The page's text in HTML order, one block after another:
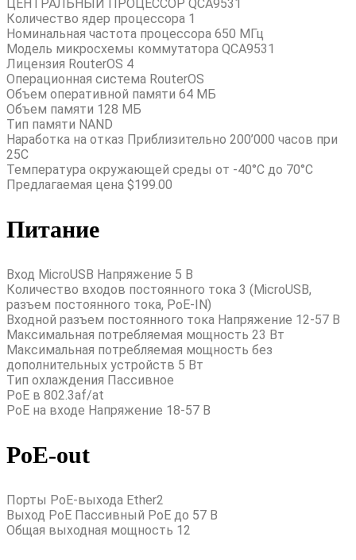
ЦЕНТРАЛЬНЫЙ ПРОЦЕССОР QCA9531
Количество ядер процессора 1
Номинальная частота процессора 650 МГц
Модель микросхемы коммутатора QCA9531
Лицензия RouterOS 4
Операционная система RouterOS
Объем оперативной памяти 64 МБ
Объем памяти 128 МБ
Тип памяти NAND
Наработка на отказ Приблизительно 200’000 часов при
25C
Температура окружающей среды от -40°C до 70°C
Предлагаемая цена $199.00
Питание
Вход MicroUSB Напряжение 5 В
Количество входов постоянного тока 3 (MicroUSB,
разъем постоянного тока, PoE-IN)
Входной разъем постоянного тока Напряжение 12-57 В
Максимальная потребляемая мощность 23 Вт
Максимальная потребляемая мощность без
дополнительных устройств 5 Вт
Тип охлаждения Пассивное
PoE в 802.3af/at
PoE на входе Напряжение 18-57 В
PoE-out
Порты PoE-выхода Ether2
Выход PoE Пассивный PoE до 57 В
Общая выходная мощность 12